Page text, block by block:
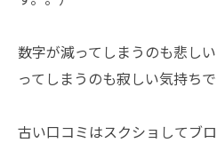
数字が減ってしまうのも悲し
ってしまうのも寂しい気持ちで
古い口コミはスクショしてブ